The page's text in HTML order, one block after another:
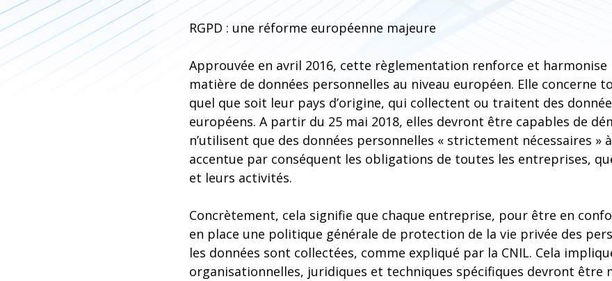
RGPD : une réforme européenne majeure
Approuvée en avril 2016, cette règlementation renforce et
matière de données personnelles au niveau européen. Elle concerne
quel que soit leur pays d’origine, qui collectent ou traitent des
européens. A partir du 25 mai 2018, elles devront être capables de
n’utilisent que des données personnelles « strictement nécessaires »
accentue par conséquent les obligations de toutes les entreprises,
et leurs activités.
Concrètement, cela signifie que chaque entreprise, pour être en
en place une politique générale de protection de la vie privée des
les données sont collectées, comme expliqué par la CNIL. Cela
organisationnelles, juridiques et techniques spécifiques devront être